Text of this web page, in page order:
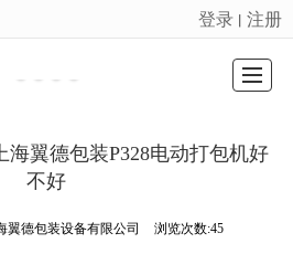
很遗憾，因您的浏览器版本过低导致无法获得最佳浏览体验，推荐下载安装谷歌浏览器！
登录 丨 注册
海翼德包装P328电动打包机好
不好
翼德包装设备有限公司 浏览次数:45